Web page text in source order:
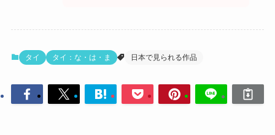
タイ タイ：な・は・ま 日本で見られる作品